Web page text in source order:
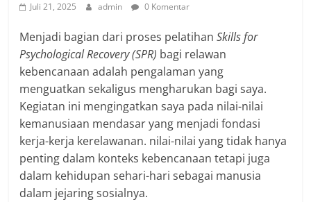
Juli 21, 2025 admin 0 Komentar
Menjadi bagian dari proses pelatihanSkills for
Psychological Recovery (SPR) bagi relawan
kebencanaan adalah pengalaman yang
menguatkan sekaligus mengharukan bagi saya.
Kegiatan ini mengingatkan saya pada nilai-nilai
kemanusiaan mendasar yang menjadi fondasi
kerja-kerja kerelawanan. nilai-nilai yang tidak hanya
penting dalam konteks kebencanaan tetapi juga
dalam kehidupan sehari-hari sebagai manusia
dalam jejaring sosialnya.